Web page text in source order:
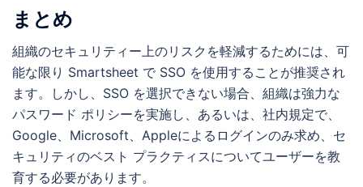
まとめ
組織のセキュリティー上のリスクを軽減するためには、可
能な限り Smartsheet で SSO を使用することが推奨され
ます。しかし、SSO を選択できない場合、組織は強力な
パスワード ポリシーを実施し、あるいは、社内規定で、
Google、Microsoft、Appleによるログインのみ求め、セ
キュリティのベスト プラクティスについてユーザーを教
育する必要があります。